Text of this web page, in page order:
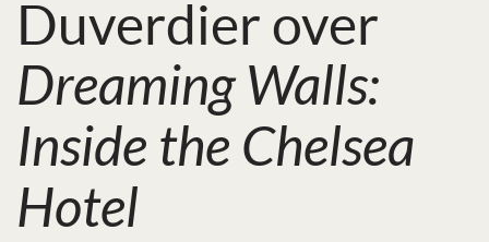
Duverdier over
Dreaming Walls:
Inside the Chelsea
Hotel